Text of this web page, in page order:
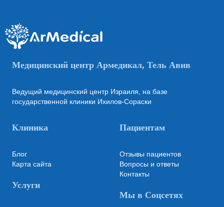
Медицинский центр Армедикал, Тель Авив
Ведущий медицинский центр Израиля, на базе
государственной клиники Ихилов-Сораски
Клиника
Блог
Карта сайта
Услуги
Пациентам
Отзывы пациентов
Вопросы и ответы
Контакты
Мы в Соцсетях